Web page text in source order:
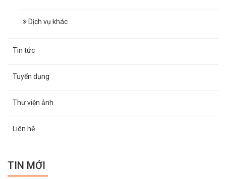
Dịch vụ khác
Tin tức
Tuyển dụng
Thư viện ảnh
Liên hệ
TIN MỚI